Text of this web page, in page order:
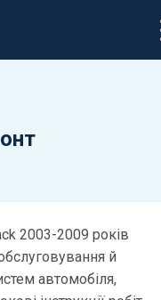
2003-2009 років
й
автомобіля,